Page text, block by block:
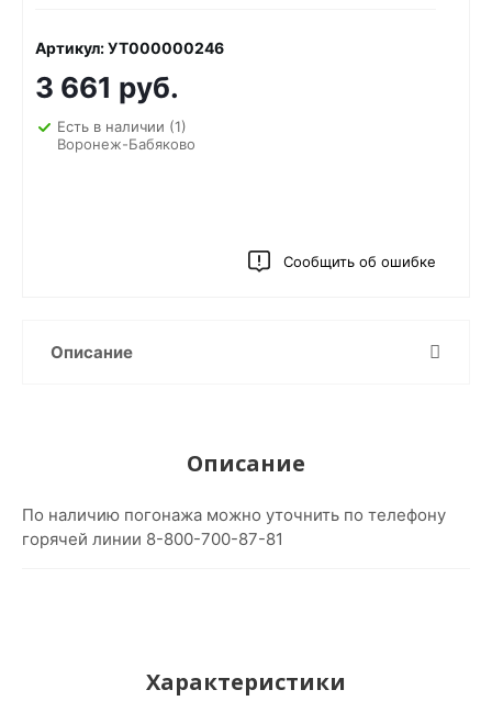
Артикул: УТ000000246
3 661 руб.
Есть в наличии (1)
Воронеж-Бабяково
Сообщить об ошибке
Описание
Описание
По наличию погонажа можно уточнить по телефону
горячей линии 8-800-700-87-81
Характеристики